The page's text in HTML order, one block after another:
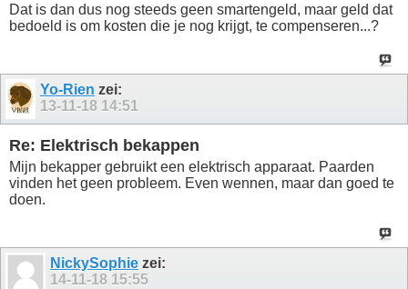
Dat is dan dus nog steeds geen smartengeld, maar geld dat
bedoeld is om kosten die je nog krijgt, te compenseren...?
Yo-Rien zei:
13-11-18 14:51
Re: Elektrisch bekappen
Mijn bekapper gebruikt een elektrisch apparaat. Paarden
vinden het geen probleem. Even wennen, maar dan goed te
doen.
NickySophie zei:
14-11-18 15:55